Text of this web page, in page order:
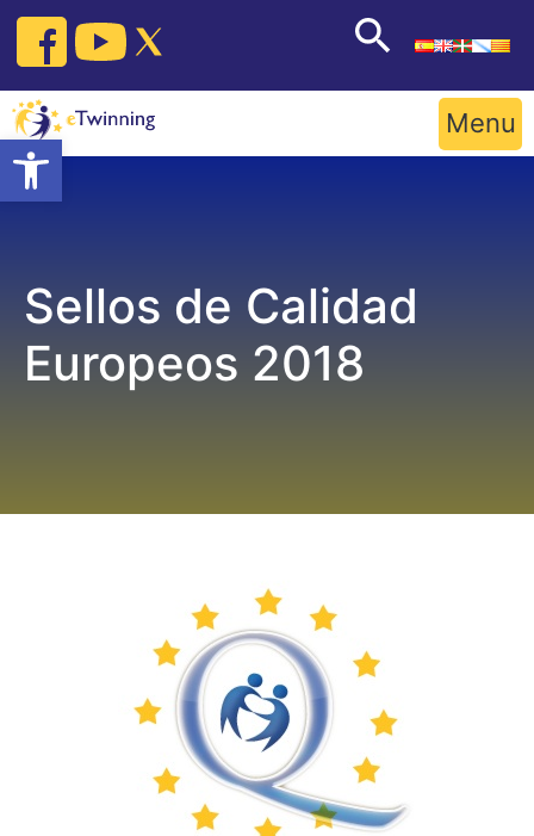
Open toolbar
Skip
content
Menu
Sellos de Calidad
Europeos 2018